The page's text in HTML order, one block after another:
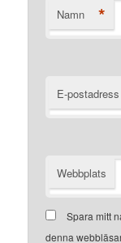
Namn *
E-postadress
Webbplats
Spara mitt
denna